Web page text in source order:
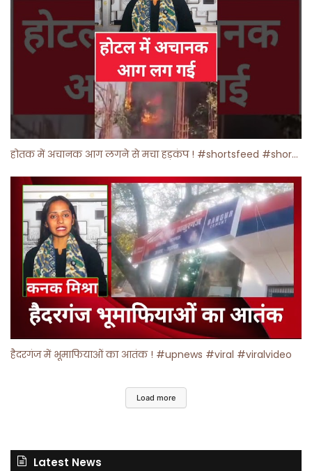
होतक में अचानक आग लगने से मचा हड़कंप ! #shortsfeed #shorts #viralshorts
हैदरगंज में भूमाफियाओं का आतंक ! #upnews #viral #viralvideo
Load more
Latest News